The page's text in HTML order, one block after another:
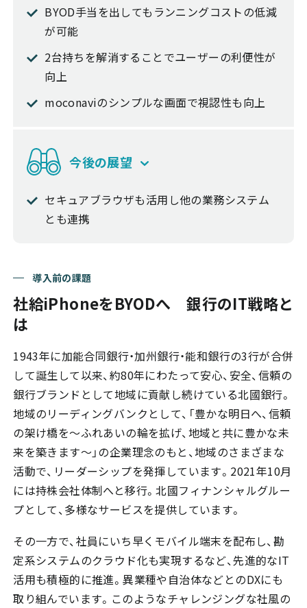
BYOD手当を出してもランニングコストの低減
が可能
2台持ちを解消することでユーザーの利便性が
向上
moconaviのシンプルな画面で視認性も向上
今後の展望
セキュアブラウザも活用し他の業務システム
とも連携
導入前の課題
社給iPhoneをBYODへ 銀行のIT戦略と
は
1943年に加能合同銀行・加州銀行・能和銀行の3行が合併
して誕生して以来、約80年にわたって安心、安全、信頼の
銀行ブランドとして地域に貢献し続けている北國銀行。
地域のリーディングバンクとして、「豊かな明日へ、信頼
の架け橋を～ふれあいの輪を拡げ、地域と共に豊かな未
来を築きます～」の企業理念のもと、地域のさまざまな
活動で、リーダーシップを発揮しています。2021年10月
には持株会社体制へと移行。北國フィナンシャルグルー
プとして、多様なサービスを提供しています。
その一方で、社員にいち早くモバイル端末を配布し、勘
定系システムのクラウド化も実現するなど、先進的なIT
活用も積極的に推進。異業種や自治体などとのDXにも
取り組んでいます。このようなチャレンジングな社風の